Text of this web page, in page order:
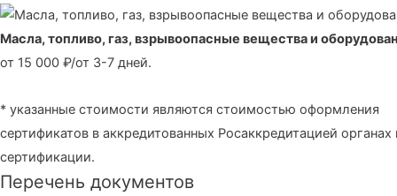
Масла, топливо, газ, взрывоопасные вещества и
от 15 000 ₽/от 3-7 дней.
* указанные стоимости являются стоимостью оформления
сертификатов в аккредитованных Росаккредитацией органах
сертификации.
Перечень документов